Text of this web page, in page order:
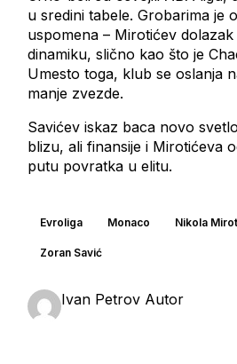
u sredini tabele. Grobarima je
uspomena – Mirotićev
dinamiku, slično kao što je
Umesto toga, klub se oslanja
manje zvezde.
Savićev iskaz baca novo
blizu, ali finansije i Mirotićeva
putu povratka u elitu.
Evroliga Monaco Nikola
Zoran Savić
Ivan Petrov Autor